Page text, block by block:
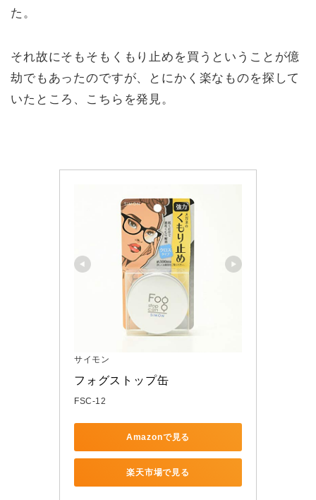
た。
それ故にそもそもくもり止めを買うということが億
劫でもあったのですが、とにかく楽なものを探して
いたところ、こちらを発見。
サイモン
フォグストップ缶
FSC-12
Amazonで見る
楽天市場で見る